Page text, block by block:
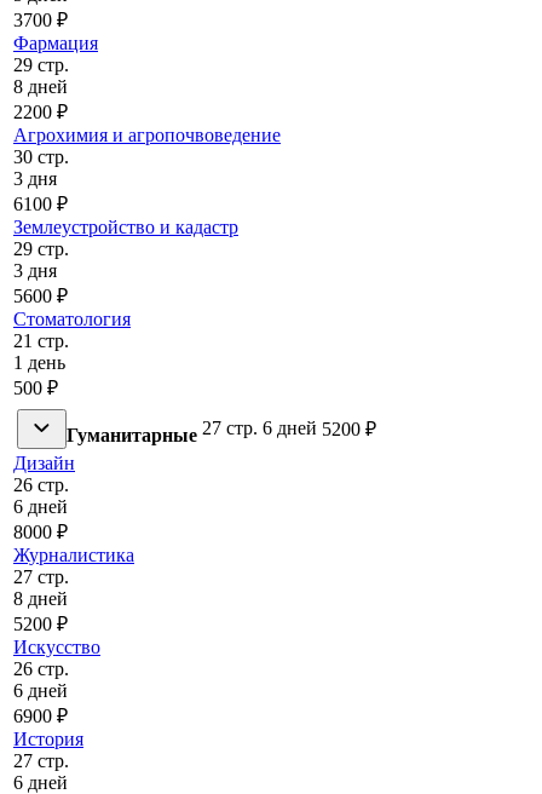
3700 ₽
Фармация
29 стр.
8 дней
2200 ₽
Агрохимия и агропочвоведение
30 стр.
3 дня
6100 ₽
Землеустройство и кадастр
29 стр.
3 дня
5600 ₽
Стоматология
21 стр.
1 день
500 ₽
Гуманитарные 27 стр. 6 дней 5200 ₽
Дизайн
26 стр.
6 дней
8000 ₽
Журналистика
27 стр.
8 дней
5200 ₽
Искусство
26 стр.
6 дней
6900 ₽
История
27 стр.
6 дней